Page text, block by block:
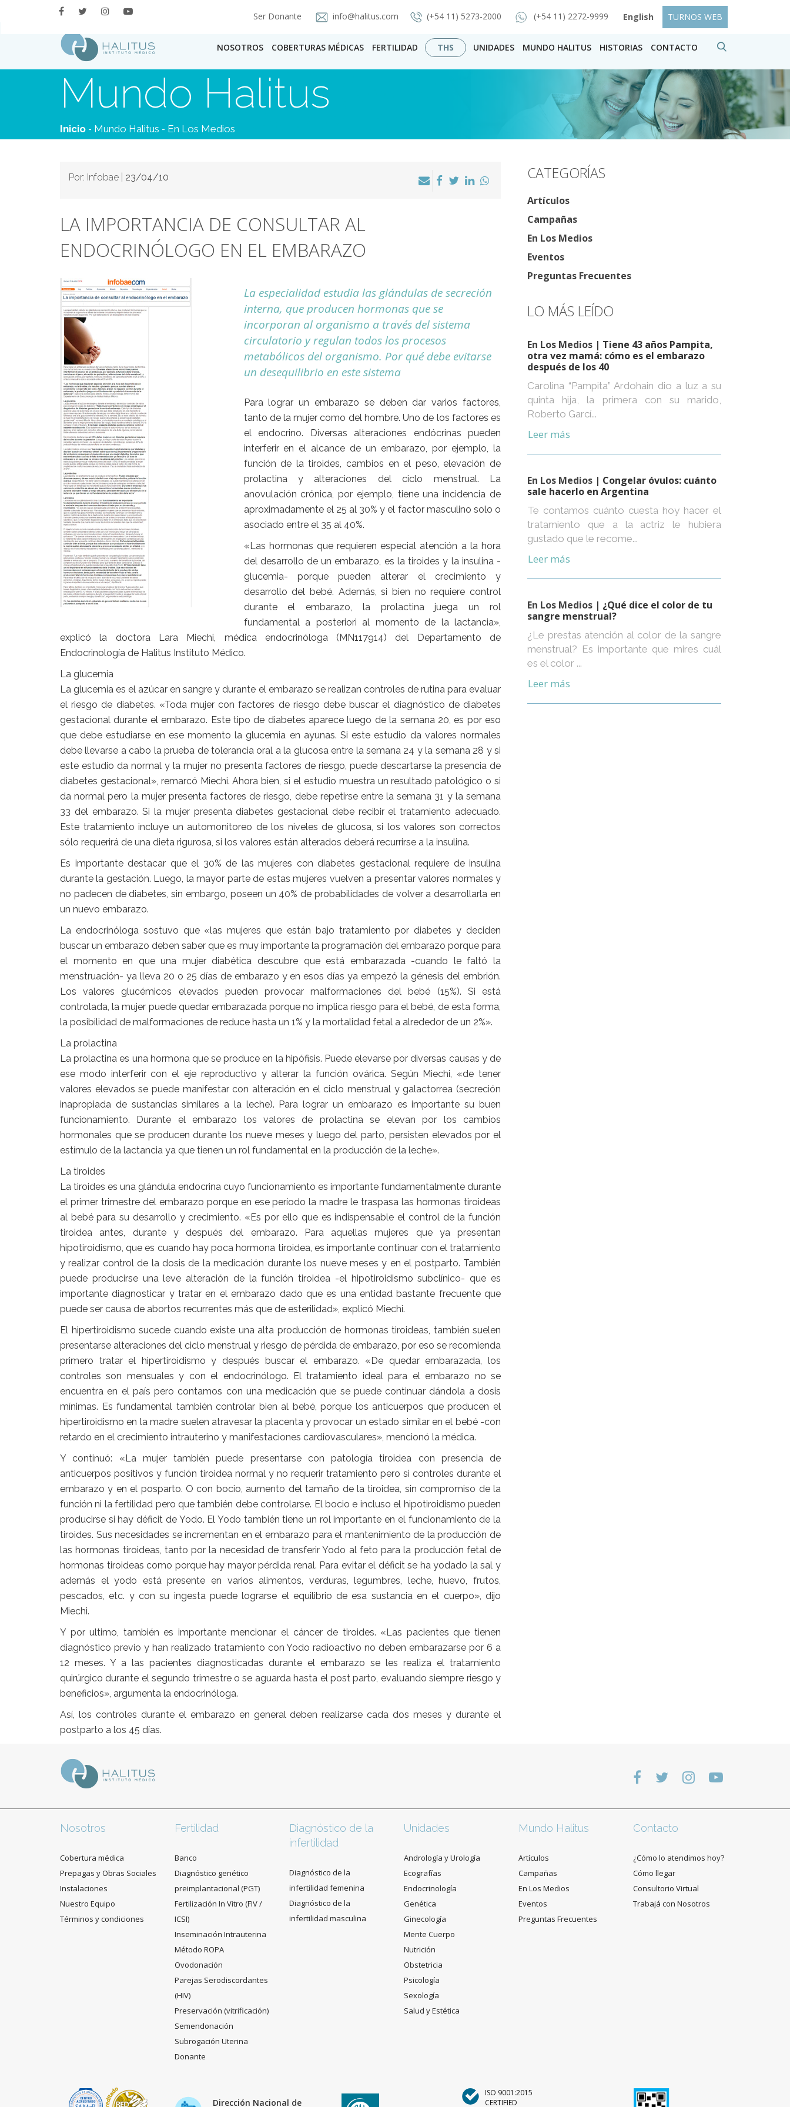
Ser Donante info@halitus.com (+54 11) 5273-2000 (+54 11) 2272-9999 English TURNOS WEB
NOSOTROS COBERTURAS MÉDICAS FERTILIDAD THS UNIDADES MUNDO HALITUS HISTORIAS CONTACTO
Mundo Halitus
Inicio - Mundo Halitus - En Los Medios
Por: Infobae | 23/04/10
LA IMPORTANCIA DE CONSULTAR AL
ENDOCRINÓLOGO EN EL EMBARAZO
La especialidad estudia las glándulas de secreción
interna, que producen hormonas que se
incorporan al organismo a través del sistema
circulatorio y regulan todos los procesos
metabólicos del organismo. Por qué debe evitarse
un desequilibrio en este sistema
Para lograr un embarazo se deben dar varios factores,
tanto de la mujer como del hombre. Uno de los factores es
el endocrino. Diversas alteraciones endócrinas pueden
interferir en el alcance de un embarazo, por ejemplo, la
función de la tiroides, cambios en el peso, elevación de
prolactina y alteraciones del ciclo menstrual. La
anovulación crónica, por ejemplo, tiene una incidencia de
aproximadamente el 25 al 30% y el factor masculino solo o
asociado entre el 35 al 40%.
«Las hormonas que requieren especial atención a la hora
del desarrollo de un embarazo, es la tiroides y la insulina -
glucemia- porque pueden alterar el crecimiento y
desarrollo del bebé. Además, si bien no requiere control
durante el embarazo, la prolactina juega un rol
fundamental a posteriori al momento de la lactancia»,
explicó la doctora Lara Miechi, médica endocrinóloga (MN117914) del Departamento de
Endocrinología de Halitus Instituto Médico.
La glucemia
La glucemia es el azúcar en sangre y durante el embarazo se realizan controles de rutina para evaluar
el riesgo de diabetes. «Toda mujer con factores de riesgo debe buscar el diagnóstico de diabetes
gestacional durante el embarazo. Este tipo de diabetes aparece luego de la semana 20, es por eso
que debe estudiarse en ese momento la glucemia en ayunas. Si este estudio da valores normales
debe llevarse a cabo la prueba de tolerancia oral a la glucosa entre la semana 24 y la semana 28 y si
este estudio da normal y la mujer no presenta factores de riesgo, puede descartarse la presencia de
diabetes gestacional», remarcó Miechi. Ahora bien, si el estudio muestra un resultado patológico o si
da normal pero la mujer presenta factores de riesgo, debe repetirse entre la semana 31 y la semana
33 del embarazo. Si la mujer presenta diabetes gestacional debe recibir el tratamiento adecuado.
Este tratamiento incluye un automonitoreo de los niveles de glucosa, si los valores son correctos
sólo requerirá de una dieta rigurosa, si los valores están alterados deberá recurrirse a la insulina.
Es importante destacar que el 30% de las mujeres con diabetes gestacional requiere de insulina
durante la gestación. Luego, la mayor parte de estas mujeres vuelven a presentar valores normales y
no padecen de diabetes, sin embargo, poseen un 40% de probabilidades de volver a desarrollarla en
un nuevo embarazo.
La endocrinóloga sostuvo que «las mujeres que están bajo tratamiento por diabetes y deciden
buscar un embarazo deben saber que es muy importante la programación del embarazo porque para
el momento en que una mujer diabética descubre que está embarazada -cuando le faltó la
menstruación- ya lleva 20 o 25 días de embarazo y en esos días ya empezó la génesis del embrión.
Los valores glucémicos elevados pueden provocar malformaciones del bebé (15%). Si está
controlada, la mujer puede quedar embarazada porque no implica riesgo para el bebé, de esta forma,
la posibilidad de malformaciones de reduce hasta un 1% y la mortalidad fetal a alrededor de un 2%».
La prolactina
La prolactina es una hormona que se produce en la hipófisis. Puede elevarse por diversas causas y de
ese modo interferir con el eje reproductivo y alterar la función ovárica. Según Miechi, «de tener
valores elevados se puede manifestar con alteración en el ciclo menstrual y galactorrea (secreción
inapropiada de sustancias similares a la leche). Para lograr un embarazo es importante su buen
funcionamiento. Durante el embarazo los valores de prolactina se elevan por los cambios
hormonales que se producen durante los nueve meses y luego del parto, persisten elevados por el
estímulo de la lactancia ya que tienen un rol fundamental en la producción de la leche».
La tiroides
La tiroides es una glándula endocrina cuyo funcionamiento es importante fundamentalmente durante
el primer trimestre del embarazo porque en ese período la madre le traspasa las hormonas tiroideas
al bebé para su desarrollo y crecimiento. «Es por ello que es indispensable el control de la función
tiroidea antes, durante y después del embarazo. Para aquellas mujeres que ya presentan
hipotiroidismo, que es cuando hay poca hormona tiroidea, es importante continuar con el tratamiento
y realizar control de la dosis de la medicación durante los nueve meses y en el postparto. También
puede producirse una leve alteración de la función tiroidea -el hipotiroidismo subclínico- que es
importante diagnosticar y tratar en el embarazo dado que es una entidad bastante frecuente que
puede ser causa de abortos recurrentes más que de esterilidad», explicó Miechi.
El hipertiroidismo sucede cuando existe una alta producción de hormonas tiroideas, también suelen
presentarse alteraciones del ciclo menstrual y riesgo de pérdida de embarazo, por eso se recomienda
primero tratar el hipertiroidismo y después buscar el embarazo. «De quedar embarazada, los
controles son mensuales y con el endocrinólogo. El tratamiento ideal para el embarazo no se
encuentra en el país pero contamos con una medicación que se puede continuar dándola a dosis
mínimas. Es fundamental también controlar bien al bebé, porque los anticuerpos que producen el
hipertiroidismo en la madre suelen atravesar la placenta y provocar un estado similar en el bebé -con
retardo en el crecimiento intrauterino y manifestaciones cardiovasculares», mencionó la médica.
Y continuó: «La mujer también puede presentarse con patología tiroidea con presencia de
anticuerpos positivos y función tiroidea normal y no requerir tratamiento pero si controles durante el
embarazo y en el posparto. O con bocio, aumento del tamaño de la tiroidea, sin compromiso de la
función ni la fertilidad pero que también debe controlarse. El bocio e incluso el hipotiroidismo pueden
producirse si hay déficit de Yodo. El Yodo también tiene un rol importante en el funcionamiento de la
tiroides. Sus necesidades se incrementan en el embarazo para el mantenimiento de la producción de
las hormonas tiroideas, tanto por la necesidad de transferir Yodo al feto para la producción fetal de
hormonas tiroideas como porque hay mayor pérdida renal. Para evitar el déficit se ha yodado la sal y
además el yodo está presente en varios alimentos, verduras, legumbres, leche, huevo, frutos,
pescados, etc. y con su ingesta puede lograrse el equilibrio de esa sustancia en el cuerpo», dijo
Miechi.
Y por ultimo, también es importante mencionar el cáncer de tiroides. «Las pacientes que tienen
diagnóstico previo y han realizado tratamiento con Yodo radioactivo no deben embarazarse por 6 a
12 meses. Y a las pacientes diagnosticadas durante el embarazo se les realiza el tratamiento
quirúrgico durante el segundo trimestre o se aguarda hasta el post parto, evaluando siempre riesgo y
beneficios», argumenta la endocrinóloga.
Así, los controles durante el embarazo en general deben realizarse cada dos meses y durante el
postparto a los 45 días.
CATEGORÍAS
Artículos
Campañas
En Los Medios
Eventos
Preguntas Frecuentes
LO MÁS LEÍDO
En Los Medios | Tiene 43 años Pampita,
otra vez mamá: cómo es el embarazo
después de los 40
Carolina “Pampita” Ardohain dio a luz a su
quinta hija, la primera con su marido,
Roberto Garcí...
Leer más
En Los Medios | Congelar óvulos: cuánto
sale hacerlo en Argentina
Te contamos cuánto cuesta hoy hacer el
tratamiento que a la actriz le hubiera
gustado que le recome...
Leer más
En Los Medios | ¿Qué dice el color de tu
sangre menstrual?
¿Le prestas atención al color de la sangre
menstrual? Es importante que mires cuál
es el color ...
Leer más
Nosotros
Cobertura médica
Prepagas y Obras Sociales
Instalaciones
Nuestro Equipo
Términos y condiciones
Fertilidad
Banco
Diagnóstico genético
preimplantacional (PGT)
Fertilización In Vitro (FIV /
ICSI)
Inseminación Intrauterina
Método ROPA
Ovodonación
Parejas Serodiscordantes
(HIV)
Preservación (vitrificación)
Semendonación
Subrogación Uterina
Donante
Diagnóstico de la
infertilidad
Diagnóstico de la
infertilidad femenina
Diagnóstico de la
infertilidad masculina
Unidades
Andrología y Urología
Ecografías
Endocrinología
Genética
Ginecología
Mente Cuerpo
Nutrición
Obstetricia
Psicología
Sexología
Salud y Estética
Mundo Halitus
Artículos
Campañas
En Los Medios
Eventos
Preguntas Frecuentes
Contacto
¿Cómo lo atendimos hoy?
Cómo llegar
Consultorio Virtual
Trabajá con Nosotros
Dirección Nacional de
ISO 9001:2015
CERTIFIED